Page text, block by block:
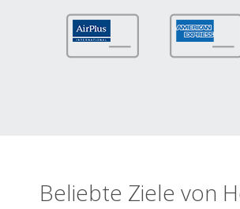
Beliebte Ziele von